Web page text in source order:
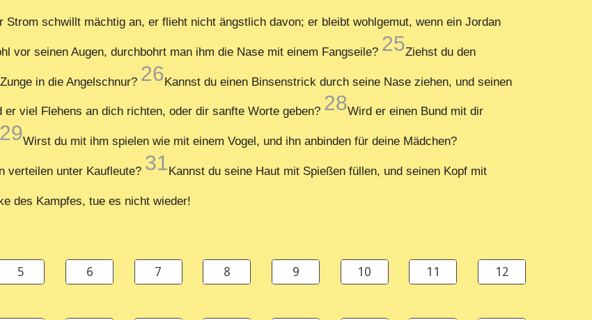
Strom schwillt mächtig an, er flieht nicht ängstlich davon; er bleibt wohlgemut, wenn ein Jordan
vor seinen Augen, durchbohrt man ihm die Nase mit einem Fangseile? 25Ziehst du den
in die Angelschnur? 26Kannst du einen Binsenstrick durch seine Nase ziehen, und seinen
er viel Flehens an dich richten, oder dir sanfte Worte geben? 28Wird er einen Bund mit dir
29Wirst du mit ihm spielen wie mit einem Vogel, und ihn anbinden für deine Mädchen?
verteilen unter Kaufleute? 31Kannst du seine Haut mit Spießen füllen, und seinen Kopf mit
des Kampfes, tue es nicht wieder!
5 6 7 8 9 10 11 12